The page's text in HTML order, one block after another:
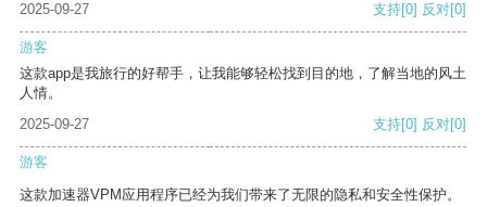
2025-09-27
支持[0] 反对[0]
游客
这款app是我旅行的好帮手，让我能够轻松找到目的地，了解当地的风土
人情。
2025-09-27
支持[0] 反对[0]
游客
这款加速器VPM应用程序已经为我们带来了无限的隐私和安全性保护。